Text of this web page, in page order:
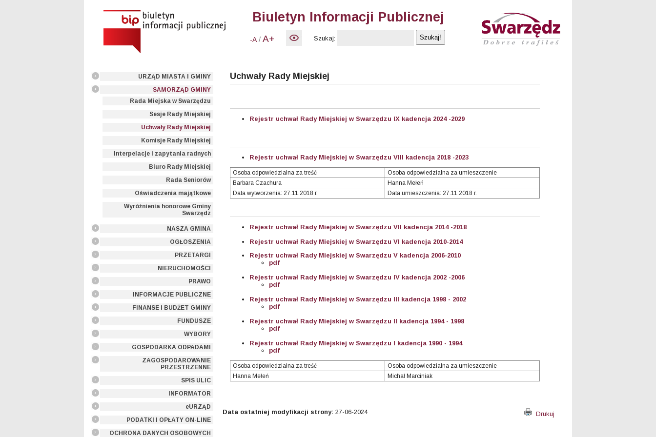
Biuletyn Informacji Publicznej
-A / A+ Szukaj:
URZĄD MIASTA I GMINY
SAMORZĄD GMINY
Rada Miejska w Swarzędzu
Sesje Rady Miejskiej
Uchwały Rady Miejskiej
Komisje Rady Miejskiej
Interpelacje i zapytania radnych
Biuro Rady Miejskiej
Rada Seniorów
Oświadczenia majątkowe
Wyróżnienia honorowe Gminy
Swarzędz
NASZA GMINA
OGŁOSZENIA
PRZETARGI
NIERUCHOMOŚCI
PRAWO
INFORMACJE PUBLICZNE
FINANSE I BUDŻET GMINY
FUNDUSZE
WYBORY
GOSPODARKA ODPADAMI
ZAGOSPODAROWANIE
PRZESTRZENNE
SPIS ULIC
INFORMATOR
eURZĄD
PODATKI I OPŁATY ON-LINE
OCHRONA DANYCH OSOBOWYCH
Uchwały Rady Miejskiej
Rejestr uchwał Rady Miejskiej w Swarzędzu IX kadencja 2024 -2029
Rejestr uchwał Rady Miejskiej w Swarzędzu VIII kadencja 2018 -2023
Osoba odpowiedzialna za treść
Osoba odpowiedzialna za umieszczenie
Barbara Czachura
Hanna Mełeń
Data wytworzenia: 27.11.2018 r.
Data umieszczenia: 27.11.2018 r.
Rejestr uchwał Rady Miejskiej w Swarzędzu VII kadencja 2014 -2018
Rejestr uchwał Rady Miejskiej w Swarzędzu VI kadencja 2010-2014
Rejestr uchwał Rady Miejskiej w Swarzędzu V kadencja 2006-2010
pdf
Rejestr uchwał Rady Miejskiej w Swarzędzu IV kadencja 2002 -2006
pdf
Rejestr uchwał Rady Miejskiej w Swarzędzu III kadencja 1998 - 2002
pdf
Rejestr uchwał Rady Miejskiej w Swarzędzu II kadencja 1994 - 1998
pdf
Rejestr uchwał Rady Miejskiej w Swarzędzu I kadencja 1990 - 1994
pdf
Osoba odpowiedzialna za treść
Osoba odpowiedzialna za umieszczenie
Hanna Mełeń
Michał Marciniak
Data ostatniej modyfikacji strony: 27-06-2024 Drukuj